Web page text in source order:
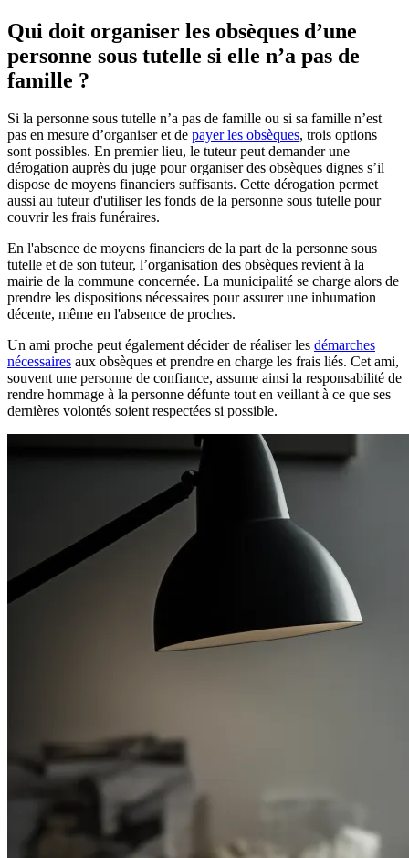
Qui doit organiser les obsèques d’une
personne sous tutelle si elle n’a pas de
famille ?
Si la personne sous tutelle n’a pas de famille ou si sa famille n’est
pas en mesure d’organiser et de payer les obsèques, trois options
sont possibles. En premier lieu, le tuteur peut demander une
dérogation auprès du juge pour organiser des obsèques dignes s’il
dispose de moyens financiers suffisants. Cette dérogation permet
aussi au tuteur d'utiliser les fonds de la personne sous tutelle pour
couvrir les frais funéraires.
En l'absence de moyens financiers de la part de la personne sous
tutelle et de son tuteur, l’organisation des obsèques revient à la
mairie de la commune concernée. La municipalité se charge alors de
prendre les dispositions nécessaires pour assurer une inhumation
décente, même en l'absence de proches.
Un ami proche peut également décider de réaliser les démarches
nécessaires aux obsèques et prendre en charge les frais liés. Cet ami,
souvent une personne de confiance, assume ainsi la responsabilité de
rendre hommage à la personne défunte tout en veillant à ce que ses
dernières volontés soient respectées si possible.